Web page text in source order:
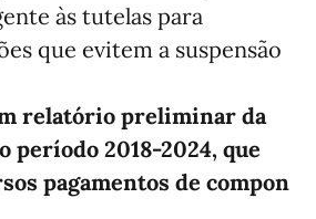
às tutelas para
que evitem a suspensão
relatório preliminar da
período 2018-2024, que
pagamentos de compon